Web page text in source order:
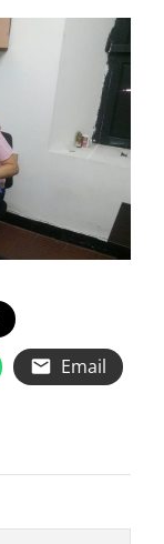
Email